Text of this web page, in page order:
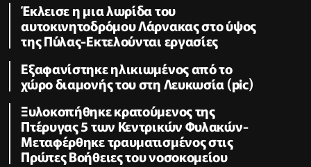
Έκλεισε η μια λωρίδα του
αυτοκινητοδρόμου Λάρνακας στο ύψος
της Πύλας-Εκτελούνται εργασίες
Εξαφανίστηκε ηλικιωμένος από το
χώρο διαμονής του στη Λευκωσία (pic)
Ξυλοκοπήθηκε κρατούμενος της
Πτέρυγας 5 των Κεντρικών Φυλακών-
Μεταφέρθηκε τραυματισμένος στις
Πρώτες Βοήθειες του νοσοκομείου